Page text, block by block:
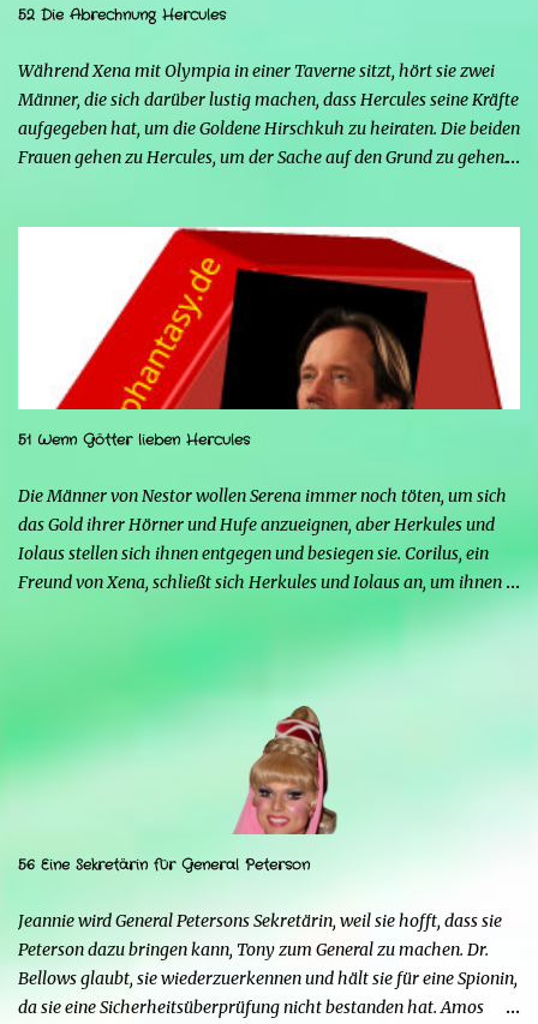
52 Die Abrechnung Hercules
Während Xena mit Olympia in einer Taverne sitzt, hört sie zwei
Männer, die sich darüber lustig machen, dass Hercules seine Kräfte
aufgegeben hat, um die Goldene Hirschkuh zu heiraten. Die beiden
Frauen gehen zu Hercules, um der Sache auf den Grund zu gehen.
denn nun kann sie nicht nur die Frau von Hercules sein, sondern
endlich auch Menschen berühren, ohne sich zu verwandeln. Mars
ist immer noch wütend auf Hercules, weil er Xena davon
überzeugt hat, nicht mehr seine Kämpferin sein zu wollen, und
nun steht sein Racheplan kurz vor der Vollendung. Einige Männer
im Dorf belästigen Serena, also stellt sich Hercules seiner Frau zur
Seite, um sie zu verteidigen, aber ohne seine Kräfte fällt es ihm
schwerer, sich zu behaupten, und er riskiert sogar, zu sterben.
Strife schürt mit seinen Kräften die Wut von...
51 Wenn Götter lieben Hercules
Die Männer von Nestor wollen Serena immer noch töten, um sich
das Gold ihrer Hörner und Hufe anzueignen, aber Herkules und
Iolaus stellen sich ihnen entgegen und besiegen sie. Corilus, ein
Freund von Xena, schließt sich Herkules und Iolaus an, um ihnen
wird. Strife erinnert ihn daran, dass auch Xena in der
Vergangenheit seine Favoritin war, bis Herkules sie dazu brachte,
ihm den Rücken zu kehren, und dass wahrscheinlich auch Serena
Herkules ihm vorziehen wird. Herkules überrascht Serena mit
einem Schmuckstück und bittet sie, ihn zu heiraten, aber sie
braucht Zeit, um ihm eine Antwort zu geben. Sie kann nicht mit
Menschen in Kontakt bleiben, da sie sonst zur Goldenen Hirschkuh
Mars nicht respektlos gegenübertreten. Herkules ma...
56 Eine Sekretärin für General Peterson
Jeannie wird General Petersons Sekretärin, weil sie hofft, dass sie
Peterson dazu bringen kann, Tony zum General zu machen. Dr.
Bellows glaubt, sie wiederzuerkennen und hält sie für eine Spionin,
da sie eine Sicherheitsüberprüfung nicht bestanden hat. Amos